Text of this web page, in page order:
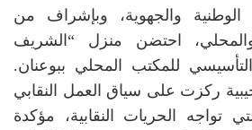
الوطنية والجهوية، وبإشراف من
والمحلي، احتضن منزل “الشريف
للمكتب المحلي ببوعنان.
ركزت على سياق العمل النقابي
تواجه الحريات النقابية، مؤكدة